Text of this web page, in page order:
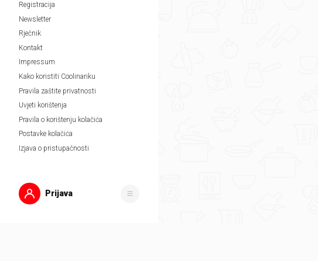
Registracija
Newsletter
Rječnik
Kontakt
Impressum
Kako koristiti Coolinariku
Pravila zaštite privatnosti
Uvjeti korištenja
Pravila o korištenju kolačića
Postavke kolačića
Izjava o pristupačnosti
Prijava